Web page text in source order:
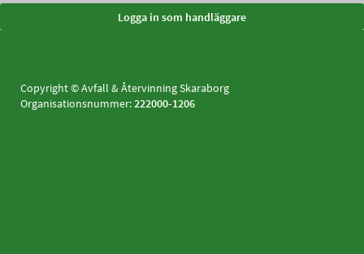
Copyright © Avfall & Återvinning Skaraborg
Organisationsnummer:222000-1206